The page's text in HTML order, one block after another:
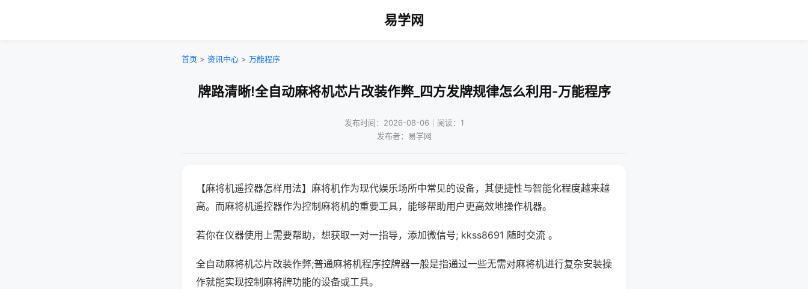
易学网
首页 > 资讯中心 > 万能程序
牌路清晰!全自动麻将机芯片改装作弊_四方发牌规律怎么利用-万能程序
发布时间：2026-08-06｜阅读：1
发布者：易学网
【麻将机遥控器怎样用法】麻将机作为现代娱乐场所中常见的设备，其便捷性与智能化程度越来越
高。而麻将机遥控器作为控制麻将机的重要工具，能够帮助用户更高效地操作机器。
若你在仪器使用上需要帮助，想获取一对一指导，添加微信号; kkss8691 随时交流 。
全自动麻将机芯片改装作弊;普通麻将机程序控牌器一般是指通过一些无需对麻将机进行复杂安装操
作就能实现控制麻将牌功能的设备或工具。